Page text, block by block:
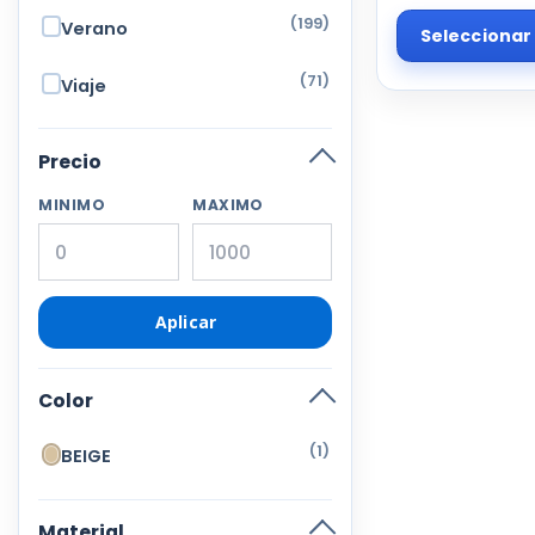
Verano (199)
Viaje (71)
Precio
MINIMO MAXIMO
Aplicar
Color
BEIGE (1)